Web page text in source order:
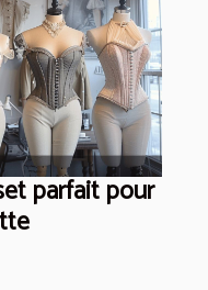
parfait pour